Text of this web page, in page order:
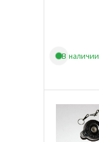
В наличии